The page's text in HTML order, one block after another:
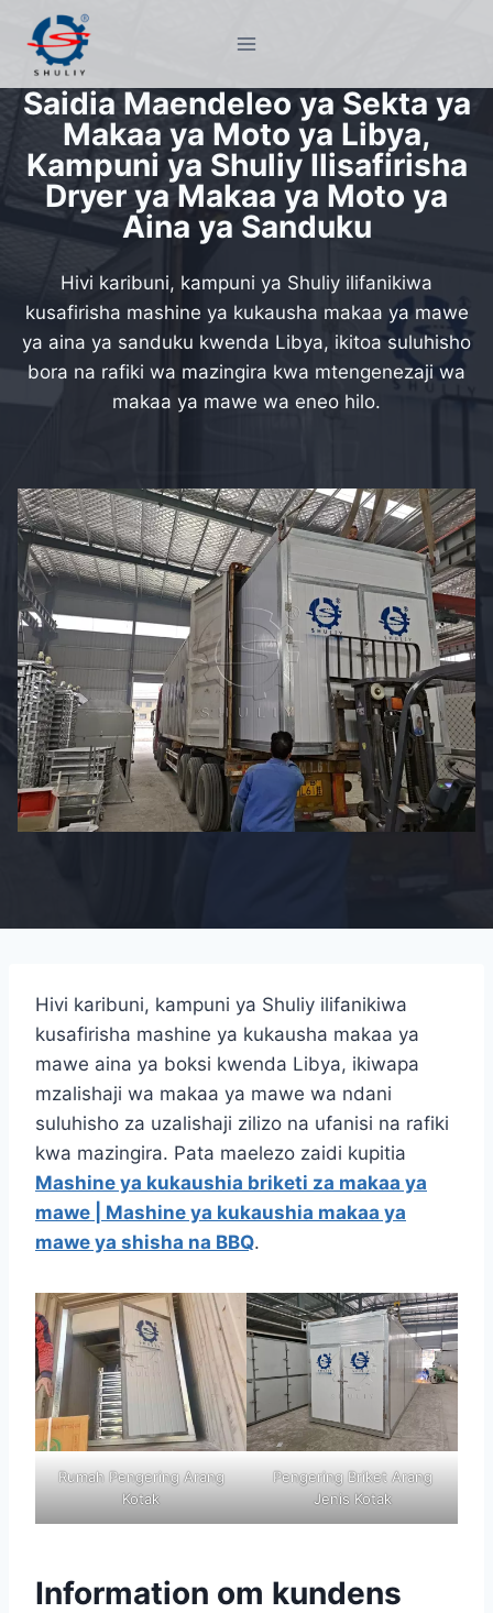
content
Saidia Maendeleo ya Sekta ya
Makaa ya Moto ya Libya,
Kampuni ya Shuliy Ilisafirisha
Dryer ya Makaa ya Moto ya
Aina ya Sanduku
Hivi karibuni, kampuni ya Shuliy ilifanikiwa
kusafirisha mashine ya kukausha makaa ya mawe
ya aina ya sanduku kwenda Libya, ikitoa suluhisho
bora na rafiki wa mazingira kwa mtengenezaji wa
makaa ya mawe wa eneo hilo.
Hivi karibuni, kampuni ya Shuliy ilifanikiwa
kusafirisha mashine ya kukausha makaa ya
mawe aina ya boksi kwenda Libya, ikiwapa
mzalishaji wa makaa ya mawe wa ndani
suluhisho za uzalishaji zilizo na ufanisi na rafiki
kwa mazingira. Pata maelezo zaidi kupitia
Mashine ya kukaushia briketi za makaa ya
mawe | Mashine ya kukaushia makaa ya
mawe ya shisha na BBQ.
Rumah Pengering Arang
Kotak
Pengering Briket Arang
Jenis Kotak
Information om kundens